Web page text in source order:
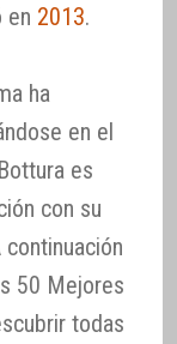
en 2013.
ha
en el
es
con su
50 Mejores
todas